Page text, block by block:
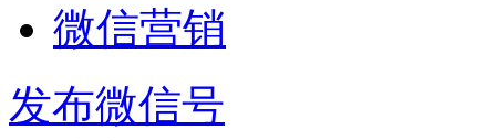
微信营销
发布微信号